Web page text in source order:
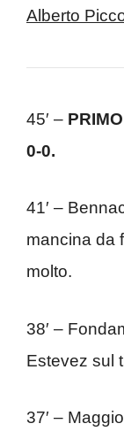
Alberto
45′ –
0-0.
41′ –
mancina da
molto.
38′ –
Estevez sul
37′ –